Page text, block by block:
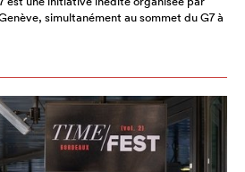
simultanément au sommet du G7 à